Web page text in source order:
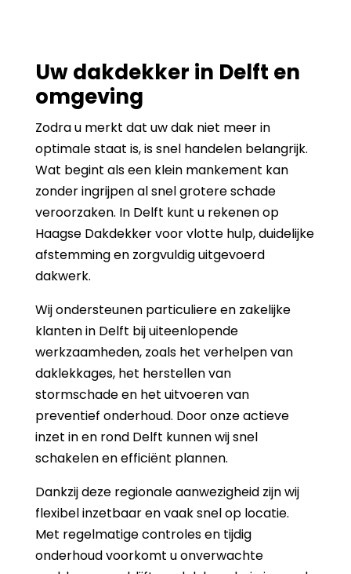
Uw dakdekker in Delft en
omgeving
Zodra u merkt dat uw dak niet meer in
optimale staat is, is snel handelen belangrijk.
Wat begint als een klein mankement kan
zonder ingrijpen al snel grotere schade
veroorzaken. In Delft kunt u rekenen op
Haagse Dakdekker voor vlotte hulp, duidelijke
afstemming en zorgvuldig uitgevoerd
dakwerk.
Wij ondersteunen particuliere en zakelijke
klanten in Delft bij uiteenlopende
werkzaamheden, zoals het verhelpen van
daklekkages, het herstellen van
stormschade en het uitvoeren van
preventief onderhoud. Door onze actieve
inzet in en rond Delft kunnen wij snel
schakelen en efficiënt plannen.
Dankzij deze regionale aanwezigheid zijn wij
flexibel inzetbaar en vaak snel op locatie.
Met regelmatige controles en tijdig
onderhoud voorkomt u onverwachte